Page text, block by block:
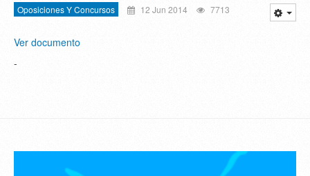
Oposiciones Y Concursos 12 Jun 2014 7713
Ver documento
-